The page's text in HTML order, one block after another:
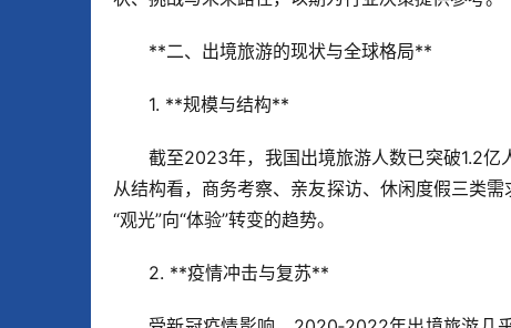
**二、出境旅游的现状与全球格局**
1. **规模与结构**
截至2023年，我国出境旅游人数已突破1.2亿
从结构看，商务考察、亲友探访、休闲度假三类
“观光”向“体验”转变的趋势。
2. **疫情冲击与复苏**